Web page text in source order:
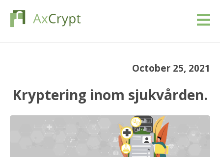
Vår produkt
October 25, 2021
Kryptering inom sjukvården.